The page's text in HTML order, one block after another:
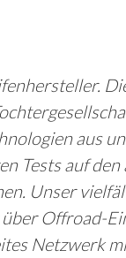
aus
Tests auf
Unser
Offroad-
Netzwerk